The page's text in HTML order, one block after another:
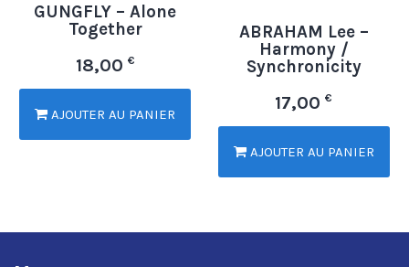
GUNGFLY – Alone
Together
18,00 €
AJOUTER AU PANIER
ABRAHAM Lee –
Harmony /
Synchronicity
17,00€
AJOUTER AU PANIER